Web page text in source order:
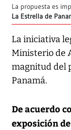
La propuesta es
La Estrella de
La iniciativa
Ministerio de
magnitud del
Panamá.
De acuerdo
exposición